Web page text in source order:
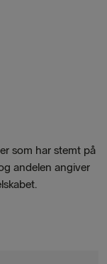
som har stemt på
andelen angiver